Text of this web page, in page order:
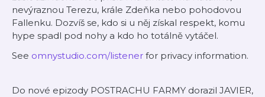
nevýraznou Terezu, krále Zdeňka nebo pohodovou
Fallenku. Dozvíš se, kdo si u něj získal respekt, komu
hype spadl pod nohy a kdo ho totálně vytáčel.
See omnystudio.com/listener for privacy information.
Do nové epizody POSTRACHU FARMY dorazil JAVIER,